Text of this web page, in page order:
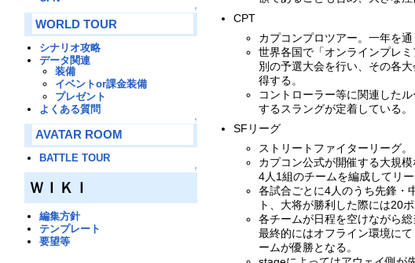
CPT
カプコンプロツアー。一年を
世界各国で「オンラインプレ
別の予選大会を行い、その各
得する。
コントローラー等に関連した
するスラングが定着している。
SFリーグ
ストリートファイターリーグ
カプコン公式が開催する大規
4人1組のチームを編成してリ
各試合ごとに4人のうち先鋒・
ト、大将が勝利した際には20
各チームが日程を空けながら
最終的にはオフライン環境に
ームが優勝となる。
↑
WORLD TOUR
シナリオ攻略
データ関連
装備
イベントor課金装備
プレゼント
よくある質問
↑
AVATAR ROOM
BATTLE TOUR
↑
ＷＩＫＩ
編集方針
テンプレート
要望等